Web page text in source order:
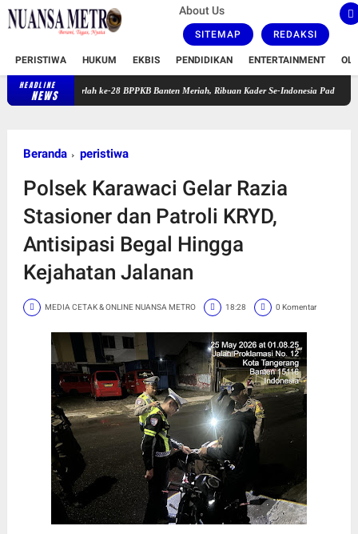
About Us
SITEMAP REDAKSI
PERISTIWA HUKUM EKBIS PENDIDIKAN ENTERTAINMENT
HEADLINE
NEWS
Harlah ke-28 BPPKB Banten Meriah, Ribuan Kader Se-Indonesia Padati GOR Pakansari
Beranda peristiwa
Polsek Karawaci Gelar Razia
Stasioner dan Patroli KRYD,
Antisipasi Begal Hingga
Kejahatan Jalanan
MEDIA CETAK & ONLINE NUANSA METRO 18:28 0 Komentar